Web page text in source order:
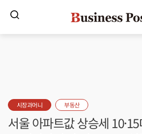
시장과머니 부동산
서울 아파트값 상승세